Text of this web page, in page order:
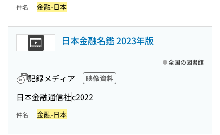
件名 金融-日本
日本金融名鑑 2023年版
記録メディア 映像資料
日本金融通信社c2022
全国の図書館
件名 金融-日本